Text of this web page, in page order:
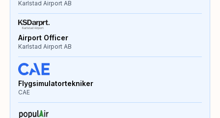
Karlstad Airport AB
Airport Officer
Karlstad Airport AB
Flygsimulatortekniker
CAE